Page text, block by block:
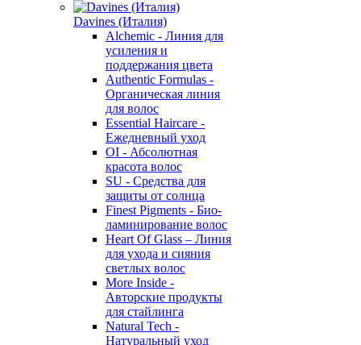
Davines (Италия)
Alchemic - Линия для
усиления и
поддержания цвета
Authentic Formulas -
Органическая линия
для волос
Essential Haircare -
Eжедневный уход
OI - Абсолютная
красота волос
SU - Средства для
защиты от солнца
Finest Pigments - Био-
ламинирование волос
Heart Of Glass – Линия
для ухода и сияния
светлых волос
More Inside -
Авторские продукты
для стайлинга
Natural Tech -
Натуральный уход